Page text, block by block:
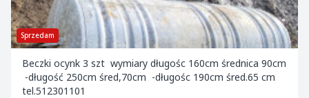
Sprzedam
Beczki ocynk 3 szt wymiary długośc 160cm średnica 90cm
-długość 250cm śred,70cm -długośc 190cm śred.65 cm
tel.512301101